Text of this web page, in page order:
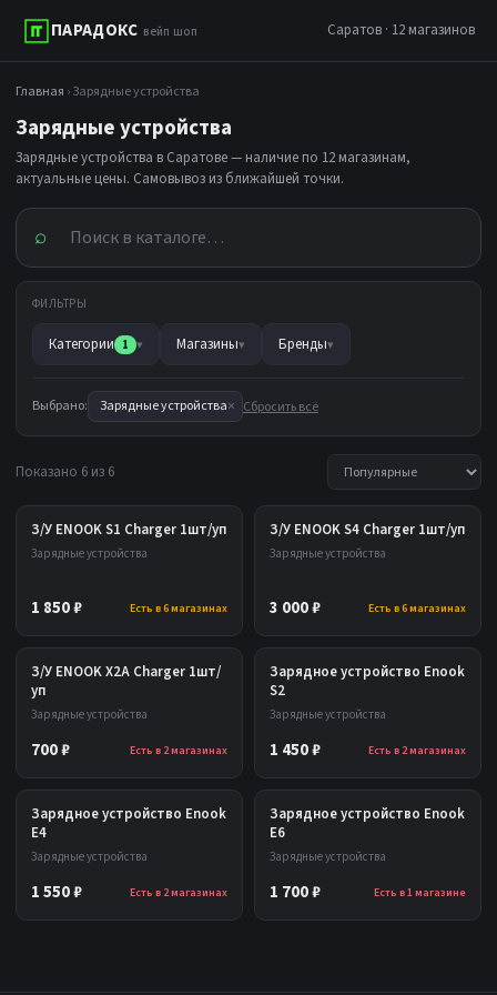
ПАРАДОКС вейп шоп Саратов · 12 магазинов
Главная › Зарядные устройства
Зарядные устройства
Зарядные устройства в Саратове — наличие по 12 магазинам,
актуальные цены. Самовывоз из ближайшей точки.
⌕
ФИЛЬТРЫ
Категории 1 ▾ Магазины▾ Бренды▾
Выбрано: Зарядные устройства× Сбросить всё
Показано 6 из 6
З/У ENOOK S1 Charger 1шт/уп
Зарядные устройства
1 850 ₽ Есть в 6 магазинах
З/У ENOOK S4 Charger 1шт/уп
Зарядные устройства
3 000 ₽ Есть в 6 магазинах
З/У ENOOK X2A Charger 1шт/
уп
Зарядные устройства
700 ₽ Есть в 2 магазинах
Зарядное устройство Enook
S2
Зарядные устройства
1 450 ₽ Есть в 2 магазинах
Зарядное устройство Enook
E4
Зарядные устройства
1 550 ₽ Есть в 2 магазинах
Зарядное устройство Enook
E6
Зарядные устройства
1 700 ₽ Есть в 1 магазине